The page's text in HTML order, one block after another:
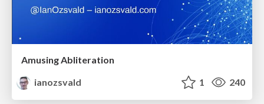
Amusing Abliteration
ianozsvald
1 240